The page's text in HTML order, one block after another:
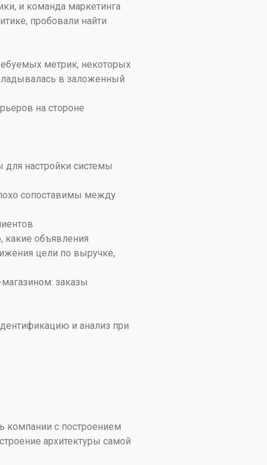
и команда маркетинга
пробовали найти
метрик, некоторых
в заложенный
на стороне
настройки системы
сопоставимы между
какие объявления
цели по выручке,
заказы
и анализ при
компании с построением
архитектуры самой